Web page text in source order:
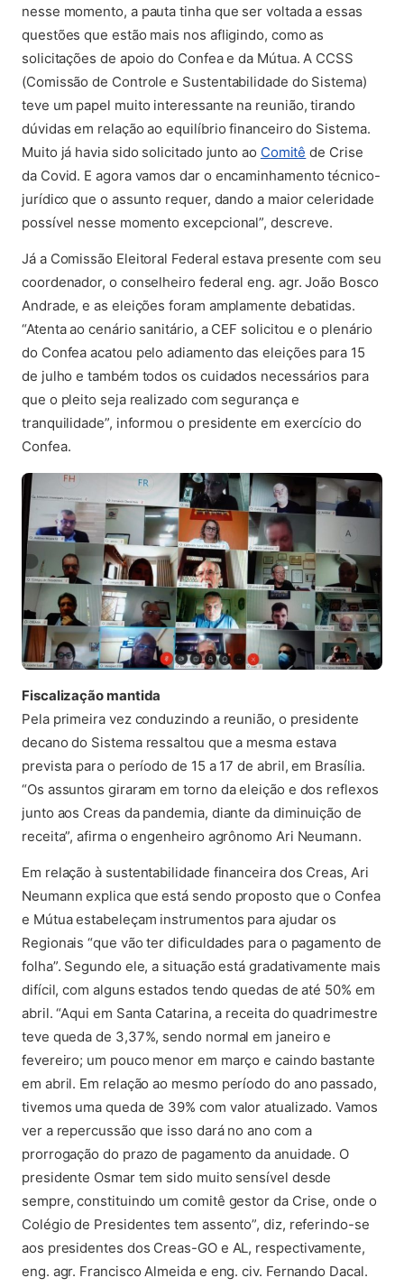
nesse momento, a pauta tinha que ser voltada a essas
questões que estão mais nos afligindo, como as
solicitações de apoio do Confea e da Mútua. A CCSS
(Comissão de Controle e Sustentabilidade do Sistema)
teve um papel muito interessante na reunião, tirando
dúvidas em relação ao equilíbrio financeiro do Sistema.
Muito já havia sido solicitado junto ao Comitê (abre em nova
de Crise
da Covid. E agora vamos dar o encaminhamento técnico-
jurídico que o assunto requer, dando a maior celeridade
possível nesse momento excepcional”, descreve.
Já a Comissão Eleitoral Federal estava presente com seu
coordenador, o conselheiro federal eng. agr. João Bosco
Andrade, e as eleições foram amplamente debatidas.
“Atenta ao cenário sanitário, a CEF solicitou e o plenário
do Confea acatou pelo adiamento das eleições para 15
de julho e também todos os cuidados necessários para
que o pleito seja realizado com segurança e
tranquilidade”, informou o presidente em exercício do
Confea.
Fiscalização mantida
Pela primeira vez conduzindo a reunião, o presidente
decano do Sistema ressaltou que a mesma estava
prevista para o período de 15 a 17 de abril, em Brasília.
“Os assuntos giraram em torno da eleição e dos reflexos
junto aos Creas da pandemia, diante da diminuição de
receita”, afirma o engenheiro agrônomo Ari Neumann.
Em relação à sustentabilidade financeira dos Creas, Ari
Neumann explica que está sendo proposto que o Confea
e Mútua estabeleçam instrumentos para ajudar os
Regionais “que vão ter dificuldades para o pagamento de
folha”. Segundo ele, a situação está gradativamente mais
difícil, com alguns estados tendo quedas de até 50% em
abril. “Aqui em Santa Catarina, a receita do quadrimestre
teve queda de 3,37%, sendo normal em janeiro e
fevereiro; um pouco menor em março e caindo bastante
em abril. Em relação ao mesmo período do ano passado,
tivemos uma queda de 39% com valor atualizado. Vamos
ver a repercussão que isso dará no ano com a
prorrogação do prazo de pagamento da anuidade. O
presidente Osmar tem sido muito sensível desde
sempre, constituindo um comitê gestor da Crise, onde o
Colégio de Presidentes tem assento”, diz, referindo-se
aos presidentes dos Creas-GO e AL, respectivamente,
eng. agr. Francisco Almeida e eng. civ. Fernando Dacal.